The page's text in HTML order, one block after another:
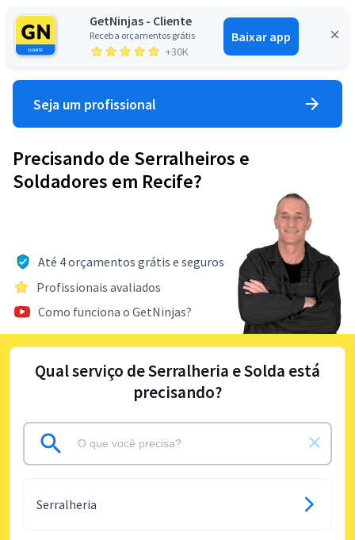
GetNinjas - Cliente
Receba orçamentos grátis
+30K
Baixar app
Entrar
Seja um profissional
Precisando de Serralheiros e
Soldadores em Recife?
Até 4 orçamentos grátis e seguros
Profissionais avaliados
Como funciona o GetNinjas?
Qual serviço de Serralheria e Solda está
precisando?
Serralheria